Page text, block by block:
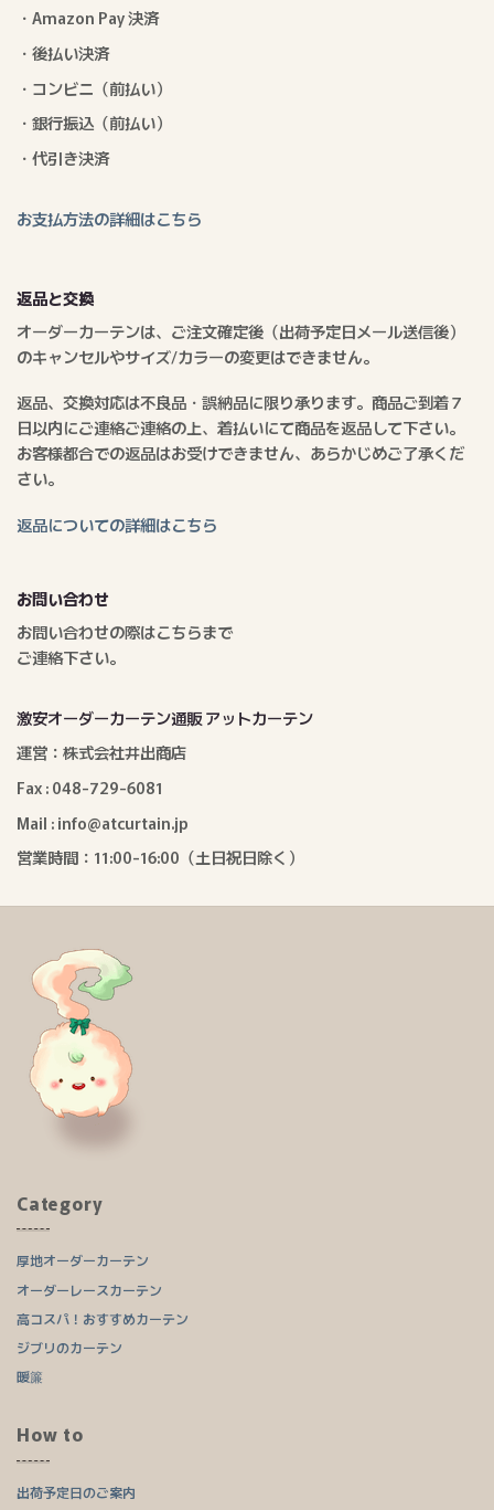
・Amazon Pay 決済
・後払い決済
・コンビニ（前払い）
・銀行振込（前払い）
・代引き決済
お支払方法の詳細はこちら
返品と交換
オーダーカーテンは、ご注文確定後（出荷予定日メール送信後）
のキャンセルやサイズ/カラーの変更はできません。
返品、交換対応は不良品・誤納品に限り承ります。商品ご到着７
日以内にご連絡ご連絡の上、着払いにて商品を返品して下さい。
お客様都合での返品はお受けできません、あらかじめご了承くだ
さい。
返品についての詳細はこちら
お問い合わせ
お問い合わせの際はこちらまで
ご連絡下さい。
激安オーダーカーテン通販 アットカーテン
運営：株式会社井出商店
Fax : 048-729-6081
Mail : info@atcurtain.jp
営業時間：11:00-16:00（土日祝日除く）
Category
厚地オーダーカーテン
オーダーレースカーテン
高コスパ！おすすめカーテン
ジブリのカーテン
暖簾
How to
出荷予定日のご案内